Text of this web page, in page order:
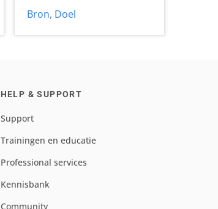
Bron, Doel
HELP & SUPPORT
Support
Trainingen en educatie
Professional services
Kennisbank
Community